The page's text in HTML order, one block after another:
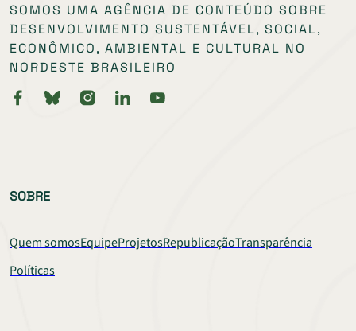
SOMOS UMA AGÊNCIA DE CONTEÚDO SOBRE
DESENVOLVIMENTO SUSTENTÁVEL, SOCIAL,
ECONÔMICO, AMBIENTAL E CULTURAL NO
NORDESTE BRASILEIRO
SOBRE
Quem somosEquipeProjetosRepublicaçãoTransparência
Políticas